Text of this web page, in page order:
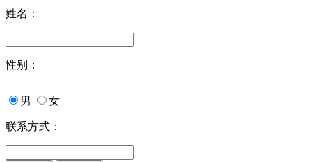
姓名：
性别：
男 女
联系方式：